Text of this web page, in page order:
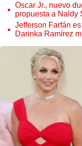
Óscar Jr., nuevo
propuesta a Naldy
tocamientos
Jefferson Farfán
Darinka Ramírez